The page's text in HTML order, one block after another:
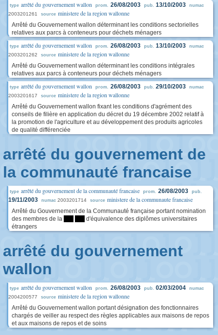
type arrêté du gouvernement wallon prom. 26/08/2003 pub. 13/10/2003 numac
2003201261 source ministere de la region wallonne
Arrêté du Gouvernement wallon déterminant les conditions sectorielles
relatives aux parcs à conteneurs pour déchets ménagers
type arrêté du gouvernement wallon prom. 26/08/2003 pub. 13/10/2003 numac
2003201262 source ministere de la region wallonne
Arrêté du Gouvernement wallon déterminant les conditions intégrales
relatives aux parcs à conteneurs pour déchets ménagers
type arrêté du gouvernement wallon prom. 26/08/2003 pub. 29/10/2003 numac
2003201617 source ministere de la region wallonne
Arrêté du Gouvernement wallon fixant les conditions d'agrément des
conseils de filière en application du décret du 19 décembre 2002 relatif à
la promotion de l'agriculture et au développement des produits agricoles
de qualité différenciée
arrêté du gouvernement de
la communauté francaise
type arrêté du gouvernement de la communauté francaise prom. 26/08/2003 pub.
19/11/2003 numac 2003201714 source ministere de la communaute francaise
Arrêté du Gouvernement de la Communauté française portant nomination
des membres de la
d'équivalence des diplômes universitaires
étrangers
arrêté du gouvernement
wallon
type arrêté du gouvernement wallon prom. 26/08/2003 pub. 02/03/2004 numac
2004200577 source ministere de la region wallonne
Arrêté du Gouvernement wallon portant désignation des fonctionnaires
chargés de veiller au respect des règles applicables aux maisons de repos
et aux maisons de repos et de soins